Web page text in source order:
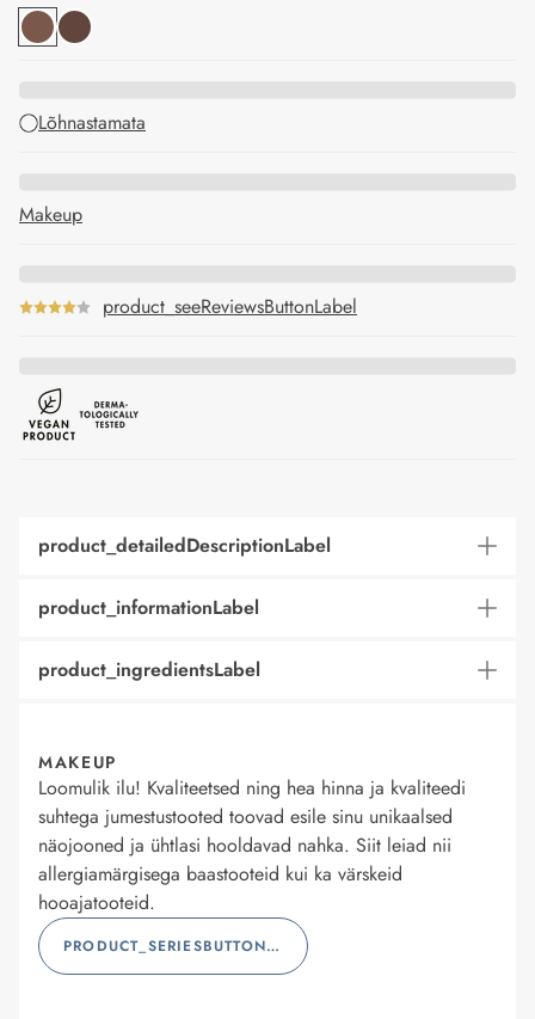
Lõhnastamata
Makeup
product_seeReviewsButtonLabel
product_detailedDescriptionLabel
product_informationLabel
product_ingredientsLabel
MAKEUP
Loomulik ilu! Kvaliteetsed ning hea hinna ja kvaliteedi
suhtega jumestustooted toovad esile sinu unikaalsed
näojooned ja ühtlasi hooldavad nahka. Siit leiad nii
allergiamärgisega baastooteid kui ka värskeid
hooajatooteid.
PRODUCT_SERIESBUTTONLABEL